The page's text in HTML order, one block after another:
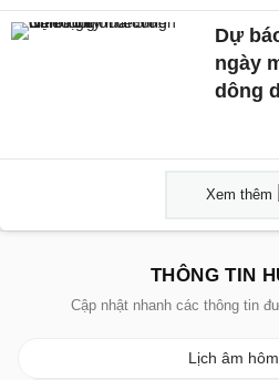
Dự
ngày
dông
Xem thêm
THÔNG TIN
Cập nhật nhanh các thông tin
Lịch âm